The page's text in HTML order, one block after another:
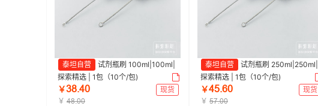
泰坦自营
试剂瓶刷 100ml|100ml|
探索精选 | 1包（10个/包)
￥ŁȬŤȂř
现货
￥ ȂȬŤřř
泰坦自营
试剂瓶刷 250ml|250ml|
探索精选 | 1包（10个/包)
￥ȂœŤƧř
现货
￥ œƚŤřř